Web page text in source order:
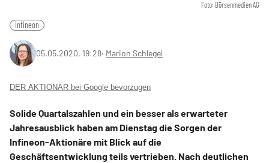
Foto: Börsenmedien AG
Infineon
05.05.2020, 19:28‧ Marion Schlegel
DER AKTIONÄR bei Google bevorzugen
Solide Quartalszahlen und ein besser als erwarteter
Jahresausblick haben am Dienstag die Sorgen der
Infineon-Aktionäre mit Blick auf die
Geschäftsentwicklung teils vertrieben. Nach deutlichen